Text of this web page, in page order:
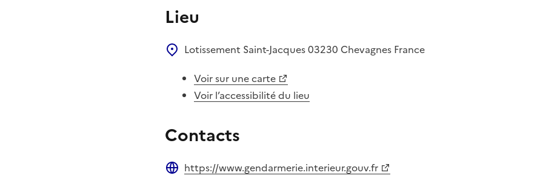
Lieu
Lotissement Saint-Jacques03230 Chevagnes France
Voir sur une carte
Voir l’accessibilité du lieu
Contacts
https://www.gendarmerie.interieur.gouv.fr